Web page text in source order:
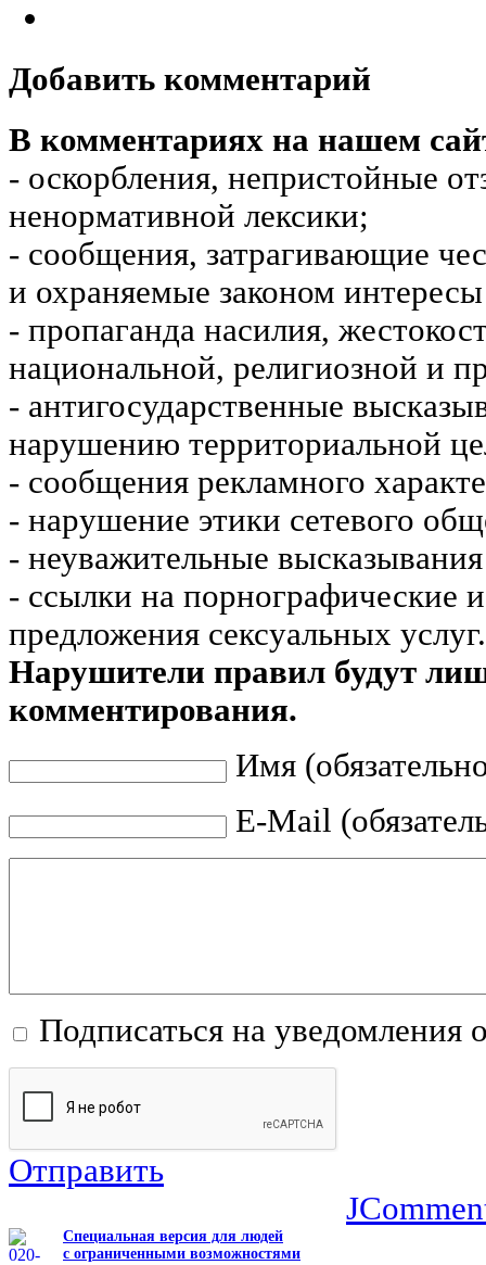
Добавить комментарий
В комментариях на нашем
- оскорбления, непристойные
ненормативной лексики;
- сообщения, затрагивающие
и охраняемые законом
- пропаганда насилия,
национальной, религиозной и
- антигосударственные
нарушению территориальной
- сообщения рекламного
- нарушение этики сетевого
- неуважительные
- ссылки на порнографические
предложения сексуальных услуг.
Нарушители правил будут
комментирования.
Имя
E-Mail
Подписаться на уведомления
Отправить
Специальная версия для людей
с ограниченными возможностями